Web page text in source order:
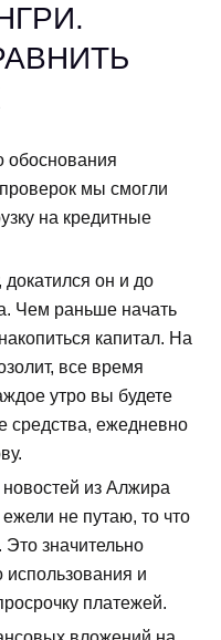
обоснования
мы смогли
на кредитные
он и до
Чем раньше начать
капитал. На
все время
утро вы будете
средства, ежедневно
из Алжира
не путаю, то что
значительно
использования и
платежей.